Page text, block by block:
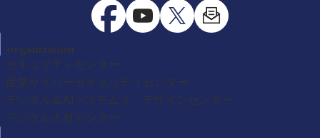
organization
セキュリティセンター
産業サイバーセキュリティセンター
デジタル＆AIシステムズ・デザインセンター
デジタル人材センター